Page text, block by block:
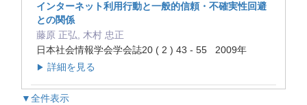
インターネット利用行動と一般的信頼・不確実性回避
との関係
藤原 正弘, 木村 忠正
日本社会情報学会学会誌20 ( 2 ) 43 - 55 2009年
▶ 詳細を見る
▼全件表示